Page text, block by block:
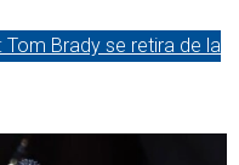
Tom Brady se retira de la